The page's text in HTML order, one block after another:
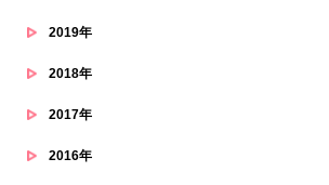
2019年
2018年
2017年
2016年